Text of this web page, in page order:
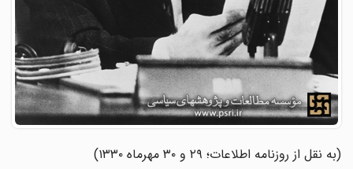
(به نقل از روزنامه اطلاعات؛ ۲۹ و ۳۰ مهرماه ۱۳۳۰)